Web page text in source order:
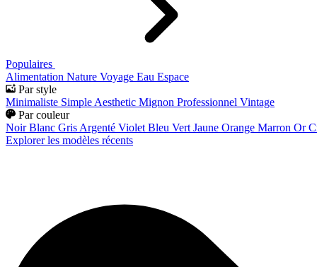
Populaires
Alimentation Nature Voyage Eau Espace
Par style
Minimaliste Simple Aesthetic Mignon Professionnel Vintage
Par couleur
Noir Blanc Gris Argenté Violet Bleu Vert Jaune Orange Marron Or
Explorer les modèles récents